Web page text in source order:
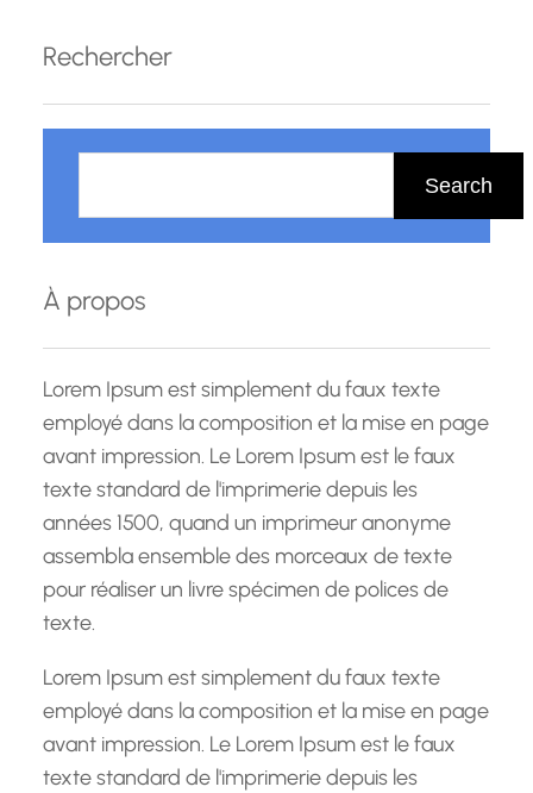
Rechercher
h
r
c
h
Search
À propos
Lorem Ipsum est simplement du faux texte
employé dans la composition et la mise en page
avant impression. Le Lorem Ipsum est le faux
texte standard de l'imprimerie depuis les
années 1500, quand un imprimeur anonyme
assembla ensemble des morceaux de texte
pour réaliser un livre spécimen de polices de
texte.
Lorem Ipsum est simplement du faux texte
employé dans la composition et la mise en page
avant impression. Le Lorem Ipsum est le faux
texte standard de l'imprimerie depuis les